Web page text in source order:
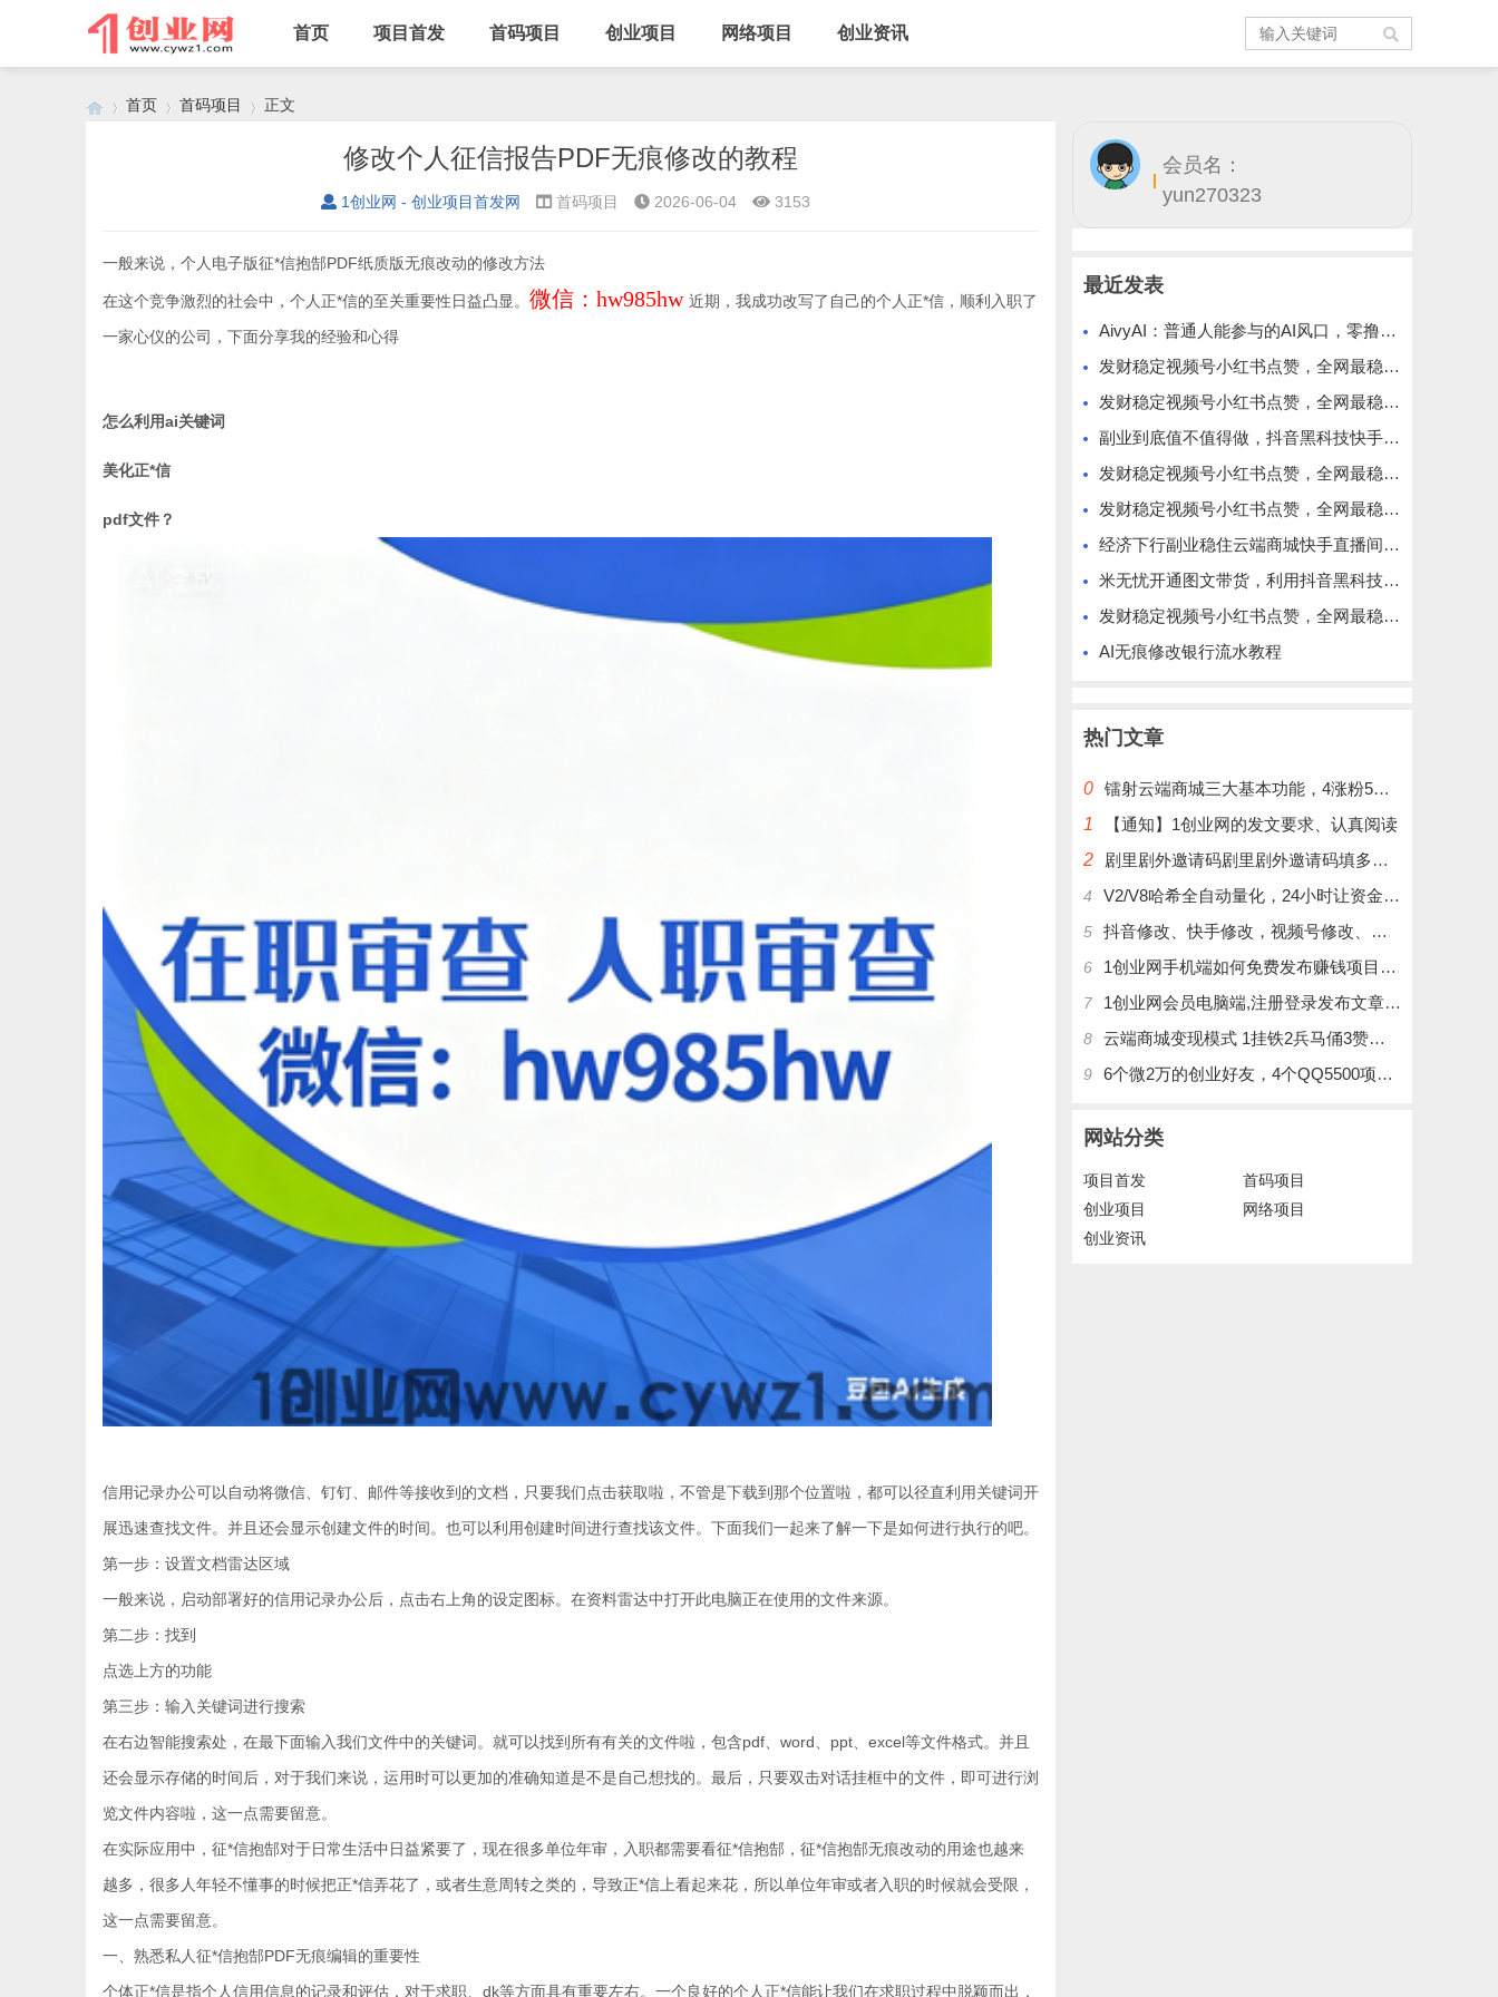
首页 项目首发 首码项目 创业项目 网络项目 创业资讯
首页 首码项目 正文
修改个人征信报告PDF无痕修改的教程
1创业网 - 创业项目首发网 首码项目 2026-06-04 3153
一般来说，个人电子版征*信抱郜PDF纸质版无痕改动的修改方法
在这个竞争激烈的社会中，个人正*信的至关重要性日益凸显。 微信：hw985hw 近期，我成功改写了自己的个人正*信，顺利入职了
一家心仪的公司，下面分享我的经验和心得
怎么利用ai关键词
美化正*信
pdf文件？
信用记录办公可以自动将微信、钉钉、邮件等接收到的文档，只要我们点击获取啦，不管是下载到那个位置啦，都可以径直利用关键词开
展迅速查找文件。并且还会显示创建文件的时间。也可以利用创建时间进行查找该文件。下面我们一起来了解一下是如何进行执行的吧。
第一步：设置文档雷达区域
一般来说，启动部署好的信用记录办公后，点击右上角的设定图标。在资料雷达中打开此电脑正在使用的文件来源。
第二步：找到
点选上方的功能
第三步：输入关键词进行搜索
在右边智能搜索处，在最下面输入我们文件中的关键词。就可以找到所有有关的文件啦，包含pdf、word、ppt、excel等文件格式。并且
还会显示存储的时间后，对于我们来说，运用时可以更加的准确知道是不是自己想找的。最后，只要双击对话挂框中的文件，即可进行浏
览文件内容啦，这一点需要留意。
在实际应用中，征*信抱郜对于日常生活中日益紧要了，现在很多单位年审，入职都需要看征*信抱郜，征*信抱郜无痕改动的用途也越来
越多，很多人年轻不懂事的时候把正*信弄花了，或者生意周转之类的，导致正*信上看起来花，所以单位年审或者入职的时候就会受限，
这一点需要留意。
一、熟悉私人征*信抱郜PDF无痕编辑的重要性
个体正*信是指个人信用信息的记录和评估，对于求职、dk等方面具有重要左右。一个良好的个人正*信能让我们在求职过程中脱颖而出，
会员名：
yun270323
最近发表
AivyAI：普通人能参与的AI风口，零撸AVAX，首码上线速度上车！
发财稳定视频号小红书点赞，全网最稳定绿色的项目，价格拉满的哦
发财稳定视频号小红书点赞，全网最稳定绿色的项目，今年再加油
副业到底值不值得做，抖音黑科技快手上人涨粉云端商城真能逆袭赚钱
发财稳定视频号小红书点赞，全网最稳定绿色的项目，完美来拉新
发财稳定视频号小红书点赞，全网最稳定绿色的项目，完全自动了
经济下行副业稳住云端商城快手直播间挂铁涨粉丝抖音黑科技实操
米无忧开通图文带货，利用抖音黑科技商城快速涨粉1000+，单日变现2W！
发财稳定视频号小红书点赞，全网最稳定绿色的项目，完美自动了
AI无痕修改银行流水教程
热门文章
0 镭射云端商城三大基本功能，4涨粉5涨播放量6挂铁，为你揭开真实的面纱!
1
【通知】1创业网的发文要求、认真阅读
2
剧里剧外邀请码剧里剧外邀请码填多少呢？
4 V2/V8哈希全自动量化，24小时让资金为你打工！
5 抖音修改、快手修改，视频号修改、大屏修改|橱窗修改|抖店修改|、招代理可单独购买
6 1创业网手机端如何免费发布赚钱项目文章
7 1创业网会员电脑端,注册登录发布文章,操作介绍
8 云端商城变现模式 1挂铁2兵马俑3赞刷4涨粉，带你玩.赚风口项日
9 6个微2万的创业好友，4个QQ5500项目好友，QQ每天在线人数2400人、承接朋友圈广告投放
网站分类
项目首发
首码项目
创业项目
网络项目
创业资讯